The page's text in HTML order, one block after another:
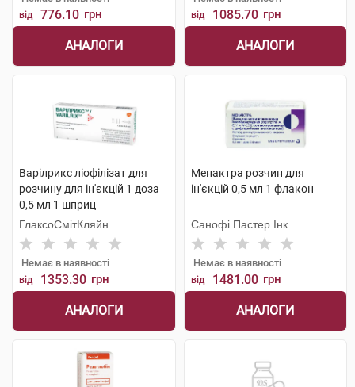
від 776.10 грн
АНАЛОГИ
від 1085.70 грн
АНАЛОГИ
Варілрикс ліофілізат для
розчину для ін'єкцій 1 доза
0,5 мл 1 шприц
ГлаксоСмітКляйн
Немає в наявності
від 1353.30 грн
АНАЛОГИ
Менактра розчин для
ін'єкцій 0,5 мл 1 флакон
Санофі Пастер Інк.
Немає в наявності
від 1481.00 грн
АНАЛОГИ